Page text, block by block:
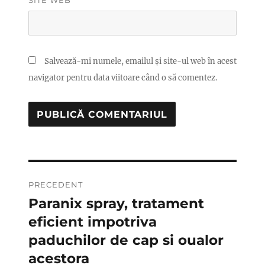
Salvează-mi numele, emailul și site-ul web în acest
navigator pentru data viitoare când o să comentez.
în
articole
PRECEDENT
Articolul
anterior:
Paranix spray, tratament
eficient impotriva
paduchilor de cap si oualor
acestora